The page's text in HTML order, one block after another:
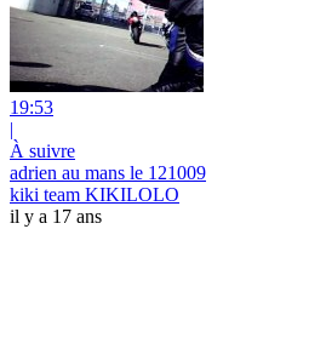
19:53
|
À suivre
adrien au mans le 121009
kiki team KIKILOLO
il y a 17 ans